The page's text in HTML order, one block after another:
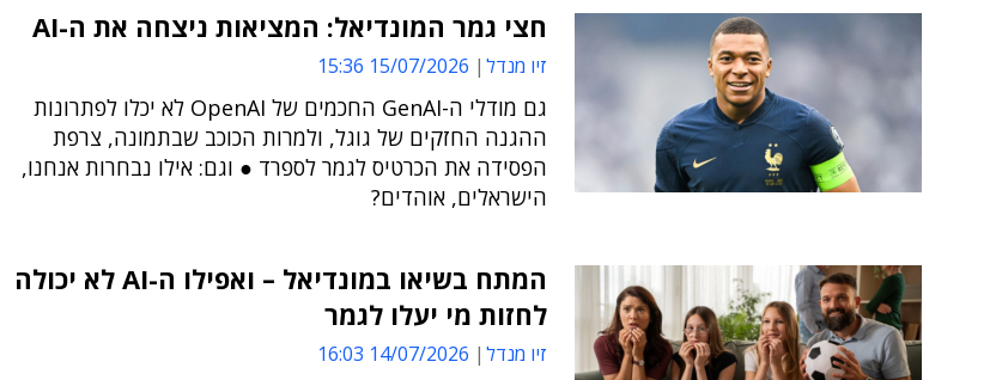
חצי גמר המונדיאל: המציאות ניצחה את ה-AI
זיו מנדל 15/07/2026 15:36
גם מודלי ה-GenAI החכמים של OpenAI לא יכלו לפתרונות
ההגנה החזקים של גוגל, ולמרות הכוכב שבתמונה, צרפת
הפסידה את הכרטיס לגמר לספרד ● וגם: אילו נבחרות אנחנו,
הישראלים, אוהדים?
המתח בשיאו במונדיאל – ואפילו ה-AI לא יכולה
לחזות מי יעלו לגמר
זיו מנדל 14/07/2026 16:03